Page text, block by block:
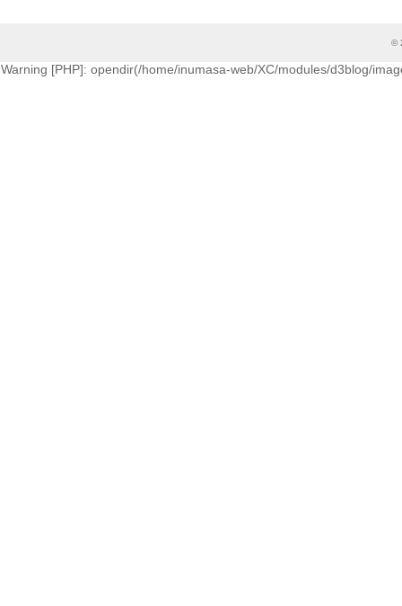
©
Warning [PHP]: opendir(/home/inumasa-web/XC/modules/d3blog/